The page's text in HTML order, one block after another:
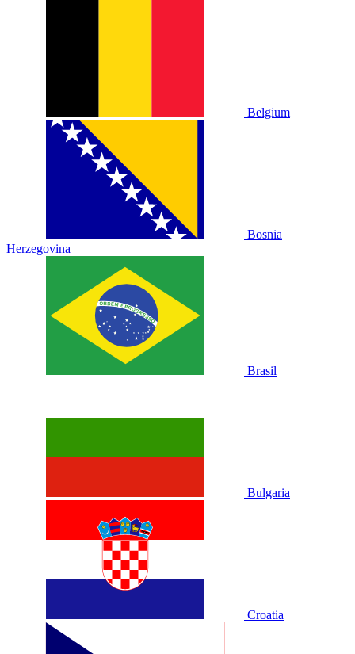
Belgium
Bosnia
Herzegovina
Brasil
Bulgaria
Croatia